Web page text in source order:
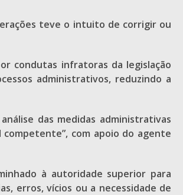
teve o intuito de corrigir ou
condutas infratoras da legislação
administrativos, reduzindo a
das medidas administrativas
com apoio do agente
à autoridade superior para
erros, vícios ou a necessidade de